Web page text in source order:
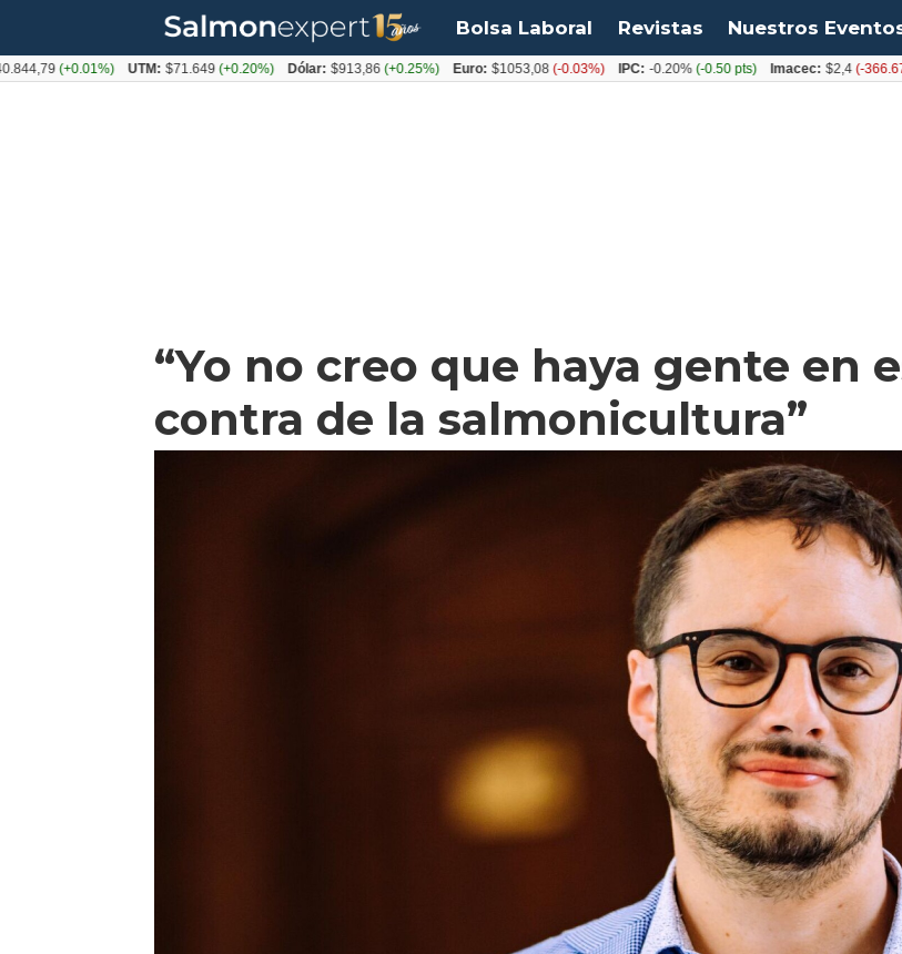
Bolsa Laboral Revistas Nuestros
“Yo no creo que haya gente en
contra de la salmonicultura”
(+0.01%) UTM: $71.649(+0.20%) Dólar: $913,86(+0.25%) Euro: $1053,08(-0.03%) IPC: -0.20%(-0.50 pts) Imacec: $2,4(-366.67%)